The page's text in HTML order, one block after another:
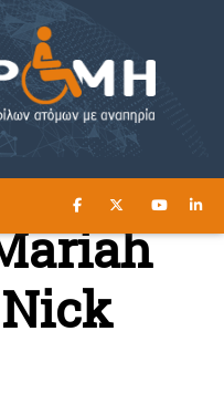
ΕΔΩ ►